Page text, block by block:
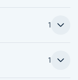
1
1